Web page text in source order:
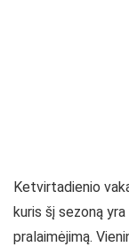
Ketvirtadienio
kuris šį sezoną
pralaimėjimą.